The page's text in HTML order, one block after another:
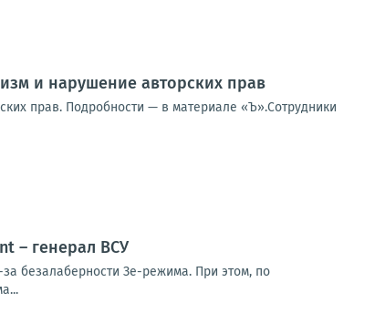
и нарушение авторских прав
прав. Подробности — в материале «Ъ».Сотрудники
– генерал ВСУ
безалаберности Зе-режима. При этом, по